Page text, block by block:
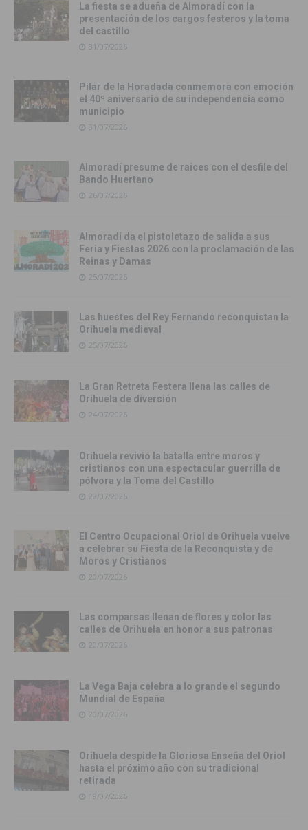
La fiesta se adueña de Almoradí con la
presentación de los cargos festeros y la toma
del castillo
31/07/2026
Pilar de la Horadada conmemora con emoción
el 40º aniversario de su independencia como
municipio
31/07/2026
Almoradí presume de raíces con el desfile del
Bando Huertano
26/07/2026
Almoradí da el pistoletazo de salida a sus
Feria y Fiestas 2026 con la proclamación de las
Reinas y Damas
25/07/2026
Las huestes del Rey Fernando reconquistan la
Orihuela medieval
25/07/2026
La Gran Retreta Festera llena las calles de
Orihuela de diversión
24/07/2026
Orihuela revivió la batalla entre moros y
cristianos con una espectacular guerrilla de
pólvora y la Toma del Castillo
22/07/2026
El Centro Ocupacional Oriol de Orihuela vuelve
a celebrar su Fiesta de la Reconquista y de
Moros y Cristianos
20/07/2026
Las comparsas llenan de flores y color las
calles de Orihuela en honor a sus patronas
20/07/2026
La Vega Baja celebra a lo grande el segundo
Mundial de España
20/07/2026
Orihuela despide la Gloriosa Enseña del Oriol
hasta el próximo año con su tradicional
retirada
19/07/2026